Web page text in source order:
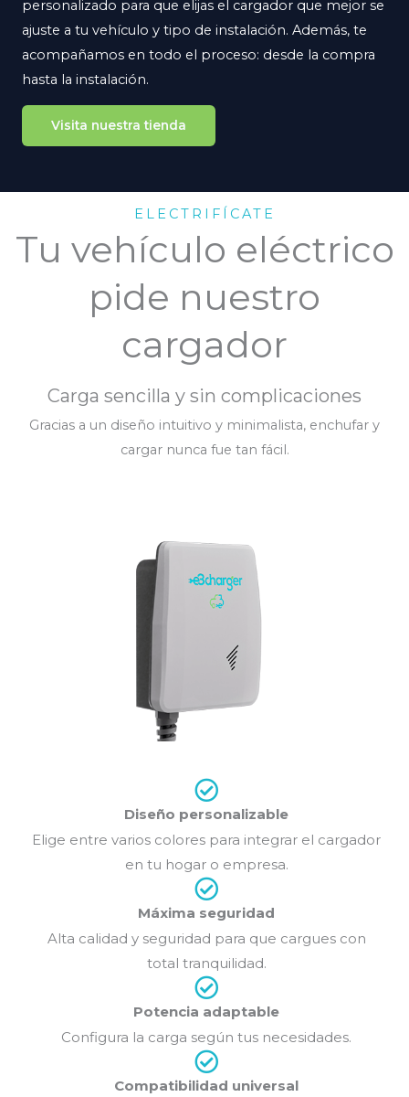
personalizado para que elijas el cargador que mejor se
ajuste a tu vehículo y tipo de instalación. Además, te
acompañamos en todo el proceso: desde la compra
hasta la instalación.
Visita nuestra tienda
ELECTRIFÍCATE
Tu vehículo eléctrico
pide nuestro
cargador
Carga sencilla y sin complicaciones
Gracias a un diseño intuitivo y minimalista, enchufar y
cargar nunca fue tan fácil.
Diseño personalizable
Elige entre varios colores para integrar el cargador
en tu hogar o empresa.
Máxima seguridad
Alta calidad y seguridad para que cargues con
total tranquilidad.
Potencia adaptable
Configura la carga según tus necesidades.
Compatibilidad universal